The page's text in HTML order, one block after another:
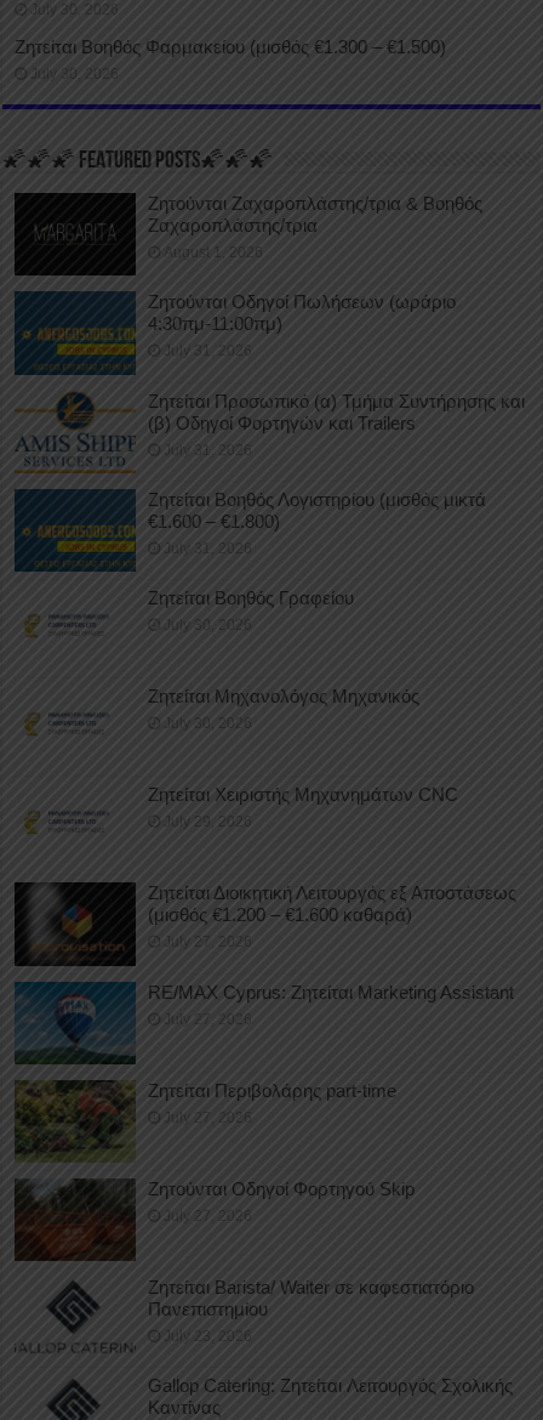
July 30, 2026
Ζητείται Βοηθός Φαρμακείου (μισθός €1.300 – €1.500)
July 30, 2026
🌠🌠🌠 FEATURED POSTS🌠🌠🌠
Ζητούνται Ζαχαροπλάστης/τρια & Βοηθός
Ζαχαροπλάστης/τρια
August 1, 2026
Ζητούνται Οδηγοί Πωλήσεων (ωράριο
4:30πμ-11:00πμ)
July 31, 2026
Ζητείται Προσωπικό (α) Τμήμα Συντήρησης και
(β) Οδηγοί Φορτηγών και Trailers
July 31, 2026
Ζητείται Βοηθός Λογιστηρίου (μισθός μικτά
€1.600 – €1.800)
July 31, 2026
Ζητείται Βοηθός Γραφείου
July 30, 2026
Ζητείται Μηχανολόγος Μηχανικός
July 30, 2026
Ζητείται Χειριστής Μηχανημάτων CNC
July 29, 2026
Ζητείται Διοικητική Λειτουργός εξ Αποστάσεως
(μισθός €1.200 – €1.600 καθαρά)
July 27, 2026
RE/MAX Cyprus: Ζητείται Marketing Assistant
July 27, 2026
Ζητείται Περιβολάρης part-time
July 27, 2026
Ζητούνται Οδηγοί Φορτηγού Skip
July 27, 2026
Ζητείται Barista/ Waiter σε καφεστιατόριο
Πανεπιστημίου
July 23, 2026
Gallop Catering: Ζητείται Λειτουργός Σχολικής
Καντίνας